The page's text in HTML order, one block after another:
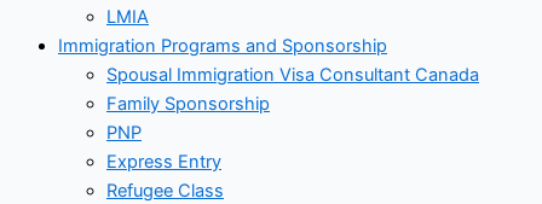
LMIA
Immigration Programs and Sponsorship
Spousal Immigration Visa Consultant Canada
Family Sponsorship
PNP
Express Entry
Refugee Class